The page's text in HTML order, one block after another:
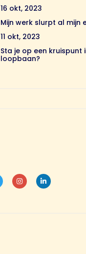
16 okt, 2023
Mijn werk slurpt al mijn
11 okt, 2023
Sta je op een kruispunt
loopbaan?